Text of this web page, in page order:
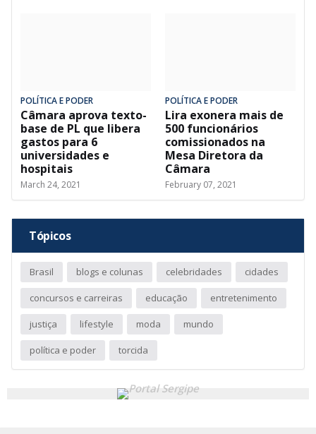
POLÍTICA E PODER
Câmara aprova texto-
base de PL que libera
gastos para 6
universidades e
hospitais
March 24, 2021
POLÍTICA E PODER
Lira exonera mais de
500 funcionários
comissionados na
Mesa Diretora da
Câmara
February 07, 2021
Tópicos
Brasil blogs e colunas celebridades cidades
concursos e carreiras educação entretenimento
justiça lifestyle moda mundo
política e poder torcida